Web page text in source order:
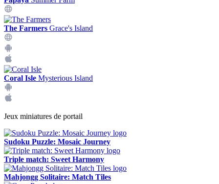
The Farmers Grace's Island
Coral Isle Mysterious Island
Jeux miniatures de portail
Sudoku Puzzle: Mosaic Journey
Triple match: Sweet Harmony
Mahjongg Solitaire: Match Tiles